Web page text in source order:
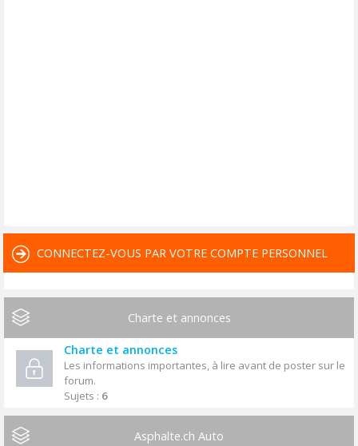
CONNECTEZ-VOUS PAR VOTRE COMPTE PERSONNEL
Charte et annonces
Charte et annonces
Les informations importantes, à lire avant de poster sur le
forum.
Sujets : 6
Asphalte.ch Auto